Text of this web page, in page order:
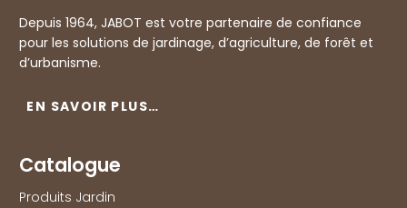
Depuis 1964, JABOT est votre partenaire de confiance
pour les solutions de jardinage, d’agriculture, de forêt et
d’urbanisme.
EN SAVOIR PLUS…
Catalogue
Produits Jardin